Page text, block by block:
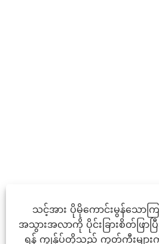
သင့်အား ပိုမိုကောင်းမွန်သေ
အသွားအလာကို ပိုင်းခြားစိတ်ဖြာ
ရန် ကျွန်ုပ်တို့သည် ကွတ်ကီးမျာ